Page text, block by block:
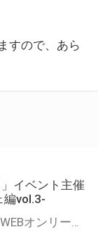
すので、あら
」イベント主催
編vol.3-
こんにちは、とらのあなWEBオンリー運営スタッフです。 新たにお届けする、イベント主催者インタビュー-マルシェ編-は、 とらのあなWEBオンリー「マルシェ」をご利用した主催様に 「マルシェ」を使って開催した感想や心がけをお聞きする企画です。 今回は、WEBオンリー初開催「つるみかるぱれーど